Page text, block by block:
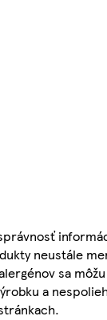
neustále
sa môžu
a